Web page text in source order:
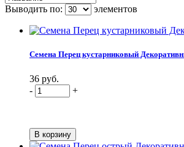
Выводить по: элементов
Семена Перец кустарниковый
36 руб.
-
+